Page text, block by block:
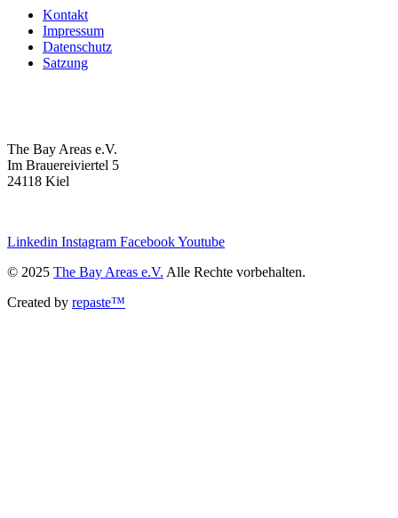
Kontakt
Impressum
Datenschutz
Satzung
The Bay Areas e.V.
Im Brauereiviertel 5
24118 Kiel
Linkedin Instagram FacebookYoutube
© 2025 The Bay Areas e.V. Alle Rechte vorbehalten.
Created by repaste™